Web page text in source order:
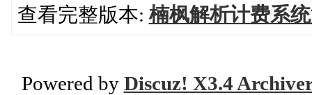
查看完整版本: 楠枫解析计费系
Powered by Discuz! X3.4